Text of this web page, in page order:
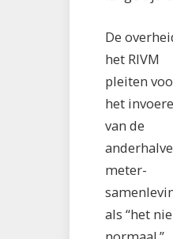
De
het RIVM
pleiten
het
van de
anderhalve
meter-
als “het